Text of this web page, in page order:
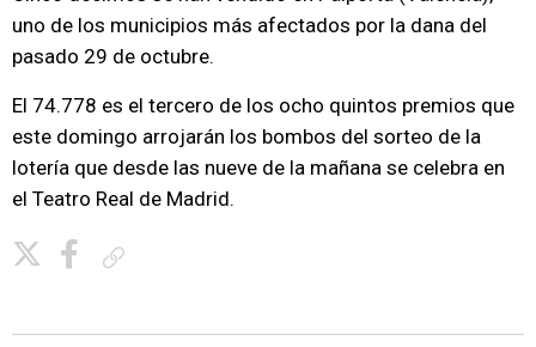
uno de los municipios más afectados por la dana del
pasado 29 de octubre.
El 74.778 es el tercero de los ocho quintos premios que
este domingo arrojarán los bombos del sorteo de la
lotería que desde las nueve de la mañana se celebra en
el Teatro Real de Madrid.